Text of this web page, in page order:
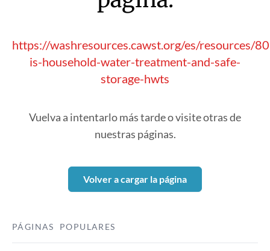
https://washresources.cawst.org/es/resources/
is-household-water-treatment-and-safe-
storage-hwts
Vuelva a intentarlo más tarde o visite otras de
nuestras páginas.
Volver a cargar la página
PÁGINAS POPULARES